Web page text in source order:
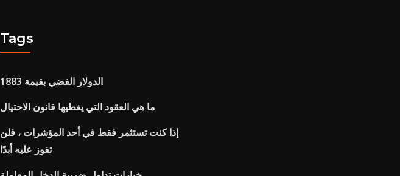
Tags
الدولار الفضي بقيمة 1883
ما هي العقود التي يغطيها قانون الاحتيال
إذا كنت تستثمر فقط في أحد المؤشرات ، فلن
تفوز عليه أبدًا